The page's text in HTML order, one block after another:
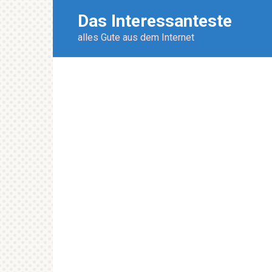
Das Interessanteste
alles Gute aus dem Internet